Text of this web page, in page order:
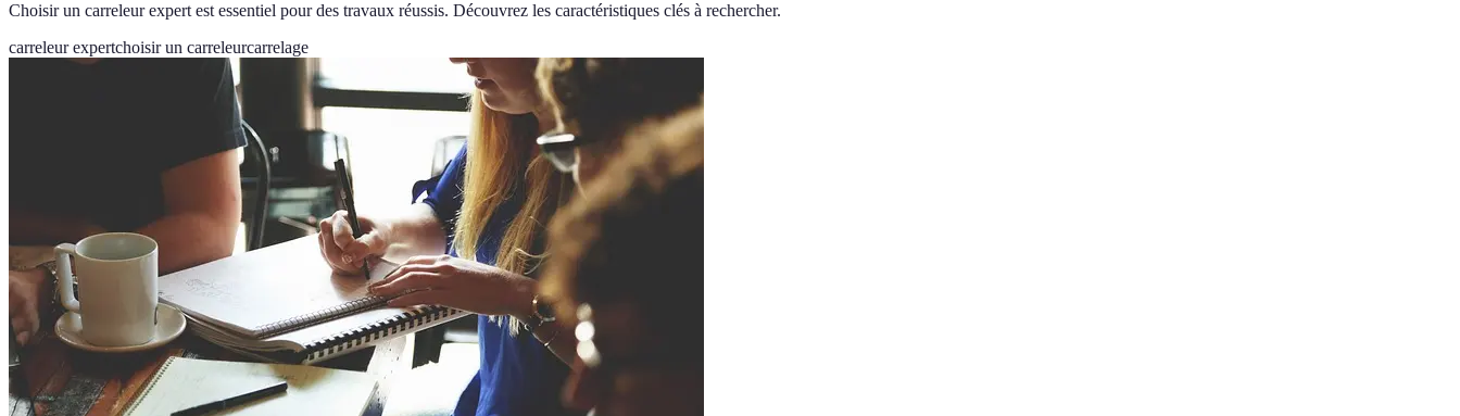
Choisir un carreleur expert est essentiel pour des travaux réussis. Découvrez les caractéristiques clés à rechercher.
carreleur expertchoisir un carreleurcarrelage